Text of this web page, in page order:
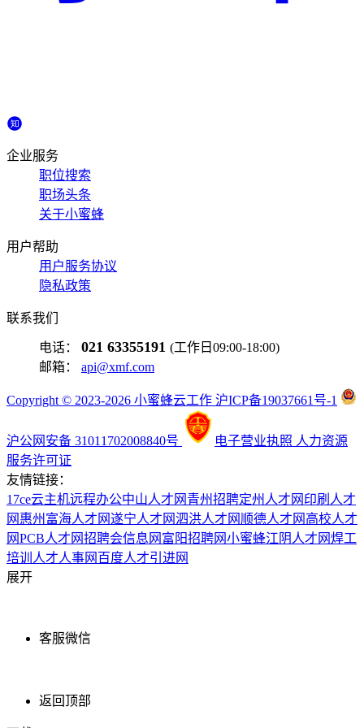
企业服务
职位搜索
职场头条
关于小蜜蜂
用户帮助
用户服务协议
隐私政策
联系我们
电话： 021 63355191 (工作日09:00-18:00)
邮箱： api@xmf.com
Copyright © 2023-2026 小蜜蜂云工作 沪ICP备19037661号-1
沪公网安备 31011702008840号 电子营业执照 人力资源
服务许可证
友情链接：
17ce云主机远程办公中山人才网 青州招聘定州人才网 印刷人才
网 惠州富海人才网遂宁人才网泗洪人才网 顺德人才网 高校人才
网PCB人才网招聘会信息网 富阳招聘网小蜜蜂江阴人才网焊工
培训 人才人事网 百度人才引进网
展开
客服微信
返回顶部